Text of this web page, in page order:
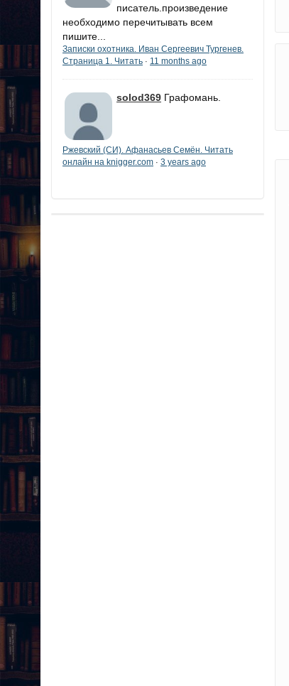
писатель.произведение
необходимо перечитывать всем
пишите...
Записки охотника. Иван Сергеевич Тургенев.
Страница 1. Читать · 11 months ago
solod369 Графомань.
Ржевский (СИ). Афанасьев Семён. Читать
онлайн на knigger.com · 3 years ago